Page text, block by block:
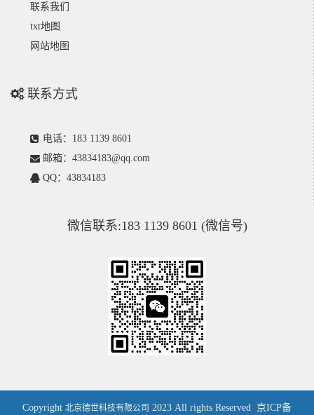
联系我们
txt地图
网站地图
联系方式
电话：183 1139 8601
邮箱：43834183@qq.com
QQ：43834183
微信联系:183 1139 8601 (微信号)
Copyright 北京德世科技有限公司 2023 All rights Reserved 京ICP备